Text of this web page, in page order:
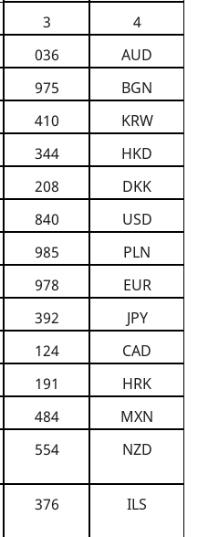
3
4
036
AUD
975
BGN
410
KRW
344
HKD
208
DKK
840
USD
985
PLN
978
EUR
392
JPY
124
CAD
191
HRK
484
MXN
554 NZD
376 ILS